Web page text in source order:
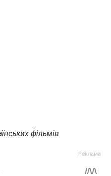
фільмів